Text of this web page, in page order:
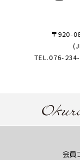
〒920-
TEL.076-